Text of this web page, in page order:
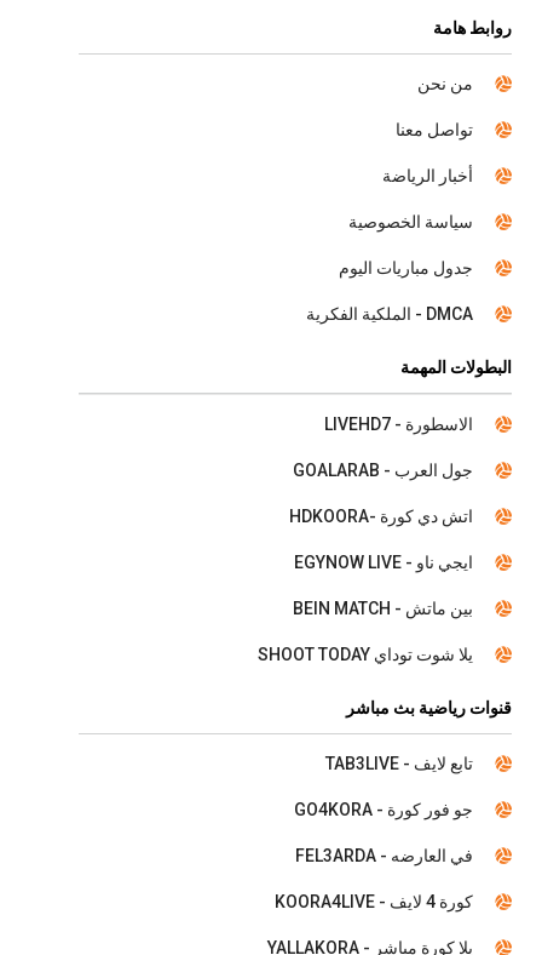
روابط هامة
من نحن
تواصل معنا
أخبار الرياضة
سياسة الخصوصية
جدول مباريات اليوم
DMCA - الملكية الفكرية
البطولات المهمة
الاسطورة - LIVEHD7
جول العرب - GOALARAB
اتش دي كورة -HDKOORA
ايجي ناو - EGYNOW LIVE
بين ماتش - BEIN MATCH
يلا شوت توداي SHOOT TODAY
قنوات رياضية بث مباشر
تابع لايف - TAB3LIVE
جو فور كورة - GO4KORA
في العارضه - FEL3ARDA
كورة 4 لايف - KOORA4LIVE
يلا كورة مباشر - YALLAKORA